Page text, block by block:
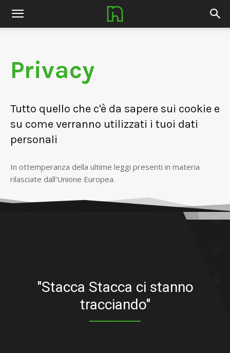
nerdhub.it
Privacy
Tutto quello che c'è da sapere sui cookie e
su come verranno utilizzati i tuoi dati
personali
In ottemperanza della ultime leggi presenti in materia
rilasciate dall'Unione Europea.
"Stacca Stacca ci stanno
tracciando"